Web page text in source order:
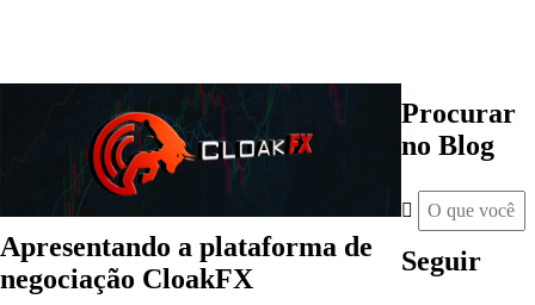
Apresentando a plataforma de
negociação CloakFX
Procurar
no Blog
Seguir